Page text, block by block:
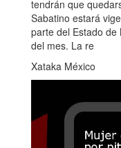
tendrán que
Sabatino estará
parte del Estado de
del mes. La re
Xataka México